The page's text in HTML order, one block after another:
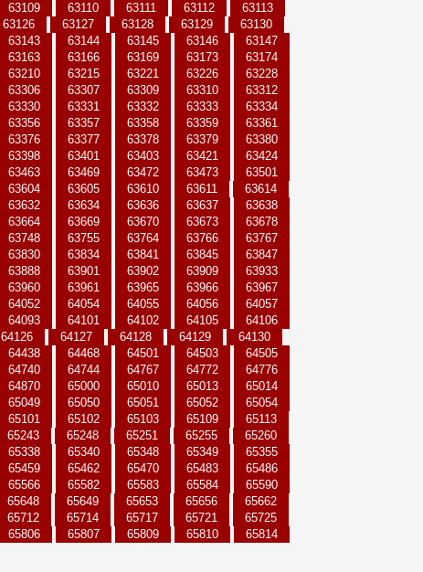
63109 63110 63111 63112
63113
63126 63127 63128 63129
63130
63143 63144 63145 63146
63147
63163 63166 63169 63173
63174
63210 63215 63221 63226
63228
63306 63307 63309 63310
63312
63330 63331 63332 63333
63334
63356 63357 63358 63359
63361
63376 63377 63378 63379
63380
63398 63401 63403 63421
63424
63463 63469 63472 63473
63501
63604 63605 63610 63611
63614
63632 63634 63636 63637
63638
63664 63669 63670 63673
63678
63748 63755 63764 63766
63767
63830 63834 63841 63845
63847
63888 63901 63902 63909
63933
63960 63961 63965 63966
63967
64052 64054 64055 64056
64057
64093 64101 64102 64105
64106
64126 64127 64128 64129
64130
64438 64468 64501 64503
64505
64740 64744 64767 64772
64776
64870 65000 65010 65013
65014
65049 65050 65051 65052
65054
65101 65102 65103 65109
65113
65243 65248 65251 65255
65260
65338 65340 65348 65349
65355
65459 65462 65470 65483
65486
65566 65582 65583 65584
65590
65648 65649 65653 65656
65662
65712 65714 65717 65721
65725
65806 65807 65809 65810
65814